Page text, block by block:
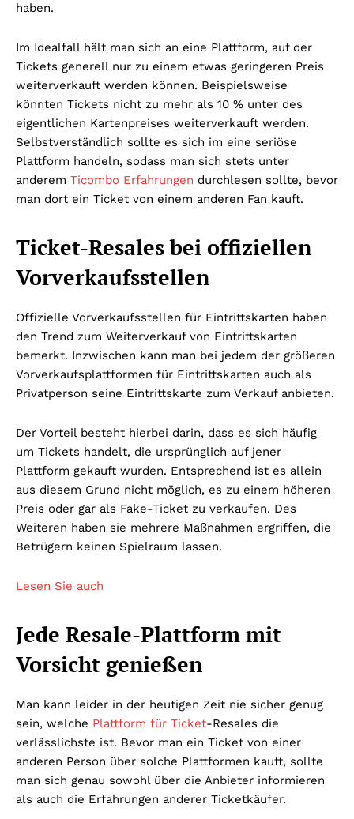
haben.
Im Idealfall hält man sich an eine Plattform, auf der
Tickets generell nur zu einem etwas geringeren Preis
weiterverkauft werden können. Beispielsweise
könnten Tickets nicht zu mehr als 10 % unter des
eigentlichen Kartenpreises weiterverkauft werden.
Selbstverständlich sollte es sich im eine seriöse
Plattform handeln, sodass man sich stets unter
anderem Ticombo Erfahrungen durchlesen sollte, bevor
man dort ein Ticket von einem anderen Fan kauft.
Ticket-Resales bei offiziellen
Vorverkaufsstellen
Offizielle Vorverkaufsstellen für Eintrittskarten haben
den Trend zum Weiterverkauf von Eintrittskarten
bemerkt. Inzwischen kann man bei jedem der größeren
Vorverkaufsplattformen für Eintrittskarten auch als
Privatperson seine Eintrittskarte zum Verkauf anbieten.
Der Vorteil besteht hierbei darin, dass es sich häufig
um Tickets handelt, die ursprünglich auf jener
Plattform gekauft wurden. Entsprechend ist es allein
aus diesem Grund nicht möglich, es zu einem höheren
Preis oder gar als Fake-Ticket zu verkaufen. Des
Weiteren haben sie mehrere Maßnahmen ergriffen, die
Betrügern keinen Spielraum lassen.
Lesen Sie auch
Jede Resale-Plattform mit
Vorsicht genießen
Man kann leider in der heutigen Zeit nie sicher genug
sein, welche Plattform für Ticket-Resales die
verlässlichste ist. Bevor man ein Ticket von einer
anderen Person über solche Plattformen kauft, sollte
man sich genau sowohl über die Anbieter informieren
als auch die Erfahrungen anderer Ticketkäufer.